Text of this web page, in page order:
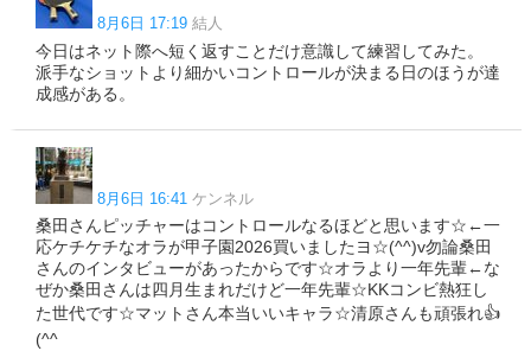
8月6日 17:19 結人
今日はネット際へ短く返すことだけ意識して練習してみた。
派手なショットより細かいコントロールが決まる日のほうが達
成感がある。
8月6日 16:41 ケンネル
桑田さんピッチャーはコントロールなるほどと思います☆←一
応ケチケチなオラが甲子園2026買いましたヨ☆(^^)v勿論桑田
さんのインタビューがあったからです☆オラより一年先輩←な
ぜか桑田さんは四月生まれだけど一年先輩☆KKコンビ熱狂し
た世代です☆マットさん本当いいキャラ☆清原さんも頑張れ👍
(^^